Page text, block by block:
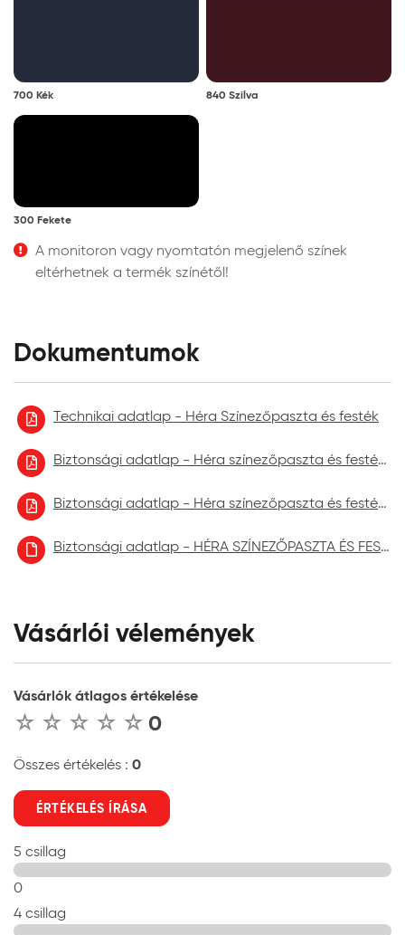
700 Kék 840 Szilva
300 Fekete
A monitoron vagy nyomtatón megjelenő színek
eltérhetnek a termék színétől!
Dokumentumok
Technikai adatlap - Héra Színezőpaszta és festék
Biztonsági adatlap - Héra színezőpaszta és festék 2021.09.
Biztonsági adatlap - Héra színezőpaszta és festék 2022.09.
Biztonsági adatlap - HÉRA SZÍNEZŐPASZTA ÉS FESTÉK aktuális
Vásárlói vélemények
Vásárlók átlagos értékelése
0
Összes értékelés : 0
ÉRTÉKELÉS ÍRÁSA
5 csillag
0
4 csillag